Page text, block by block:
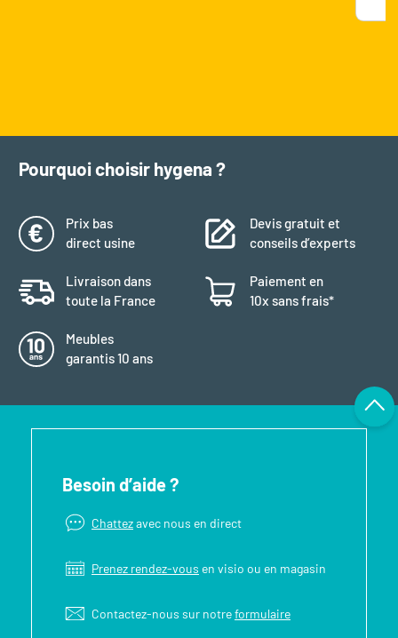
Pourquoi choisir hygena ?
Prix bas
direct usine
Devis gratuit et
conseils d’experts
Livraison dans
toute la France
Paiement en
10x sans frais*
Meubles
garantis 10 ans
Besoin d’aide ?
Chattezavec nous en direct
Prenez rendez-vous en visio ou en magasin
Contactez-nous sur notreformulaire